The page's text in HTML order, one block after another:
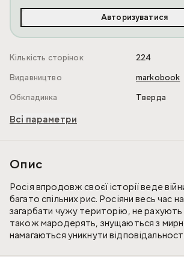
Авторизуватися
Кількість сторінок
224
Видавництво
markobook
Обкладинка
Тверда
Всі параметри
Опис
Росія впродовж своєї історії веде
багато спільних рис. Росіяни весь час
загарбати чужу територію, не рахують
також мародерять, знущаються з
намагаються уникнути